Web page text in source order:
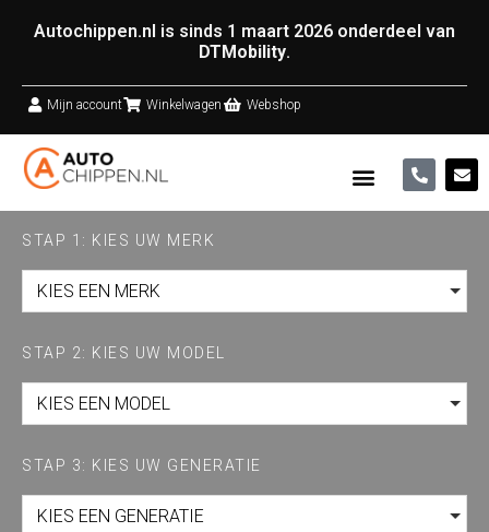
Autochippen.nl is sinds 1 maart 2026 onderdeel van
DTMobility.
Mijn account Winkelwagen Webshop
STAP 1: KIES UW MERK
KIES EEN MERK
STAP 2: KIES UW MODEL
KIES EEN MODEL
STAP 3: KIES UW GENERATIE
KIES EEN GENERATIE